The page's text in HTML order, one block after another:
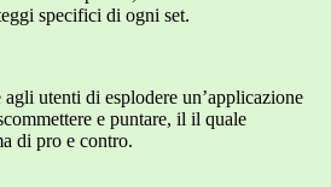
specifici di ogni set.
utenti di esplodere un’applicazione
e puntare, il il quale
di pro e contro.